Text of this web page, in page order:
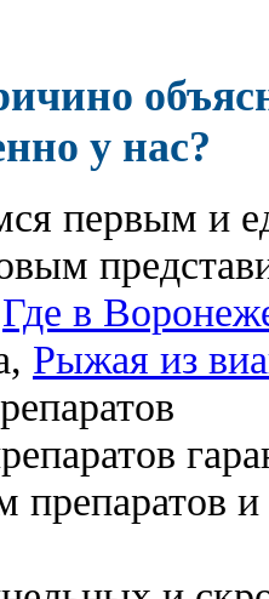
у нас?
первым и
Где в
, Рыжая из
препаратов